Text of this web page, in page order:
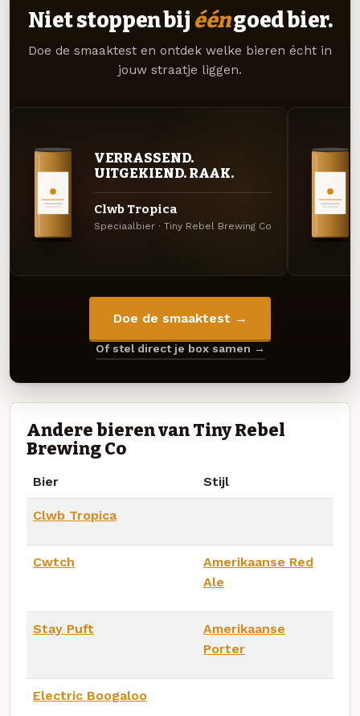
Niet stoppen bij ééngoed bier.
Doe de smaaktest en ontdek welke bieren écht in
jouw straatje liggen.
VERRASSEND.
UITGEKIEND. RAAK.
Clwb Tropica
Speciaalbier · Tiny Rebel Brewing Co
Doe de smaaktest →
Of stel direct je box samen →
Andere bieren van Tiny Rebel
Brewing Co
Bier Stijl
Clwb Tropica
Cwtch
Amerikaanse Red
Ale
Stay Puft
Amerikaanse
Porter
Electric Boogaloo